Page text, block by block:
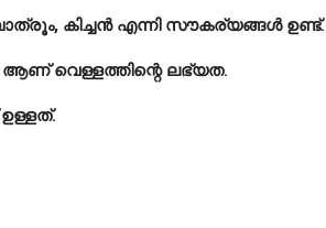
കിച്ചൻ എന്നി സൗകര്യങ്ങൾ ഉണ്ട്.
ആണ് വെള്ളത്തിന്റെ ലഭ്യത.